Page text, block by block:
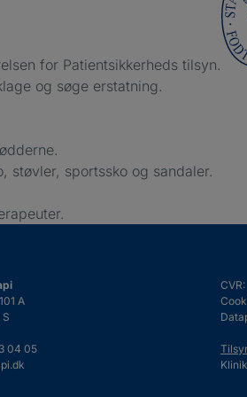
for Patientsikkerheds tilsyn.
og søge erstatning.
sportssko og sandaler.
A
04 05
CVR: